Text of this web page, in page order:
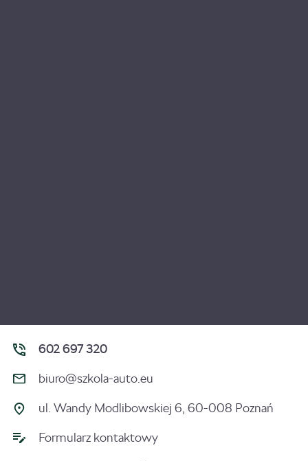
602 697 320
biuro@szkola-auto.eu
ul. Wandy Modlibowskiej 6, 60-008 Poznań
Formularz kontaktowy